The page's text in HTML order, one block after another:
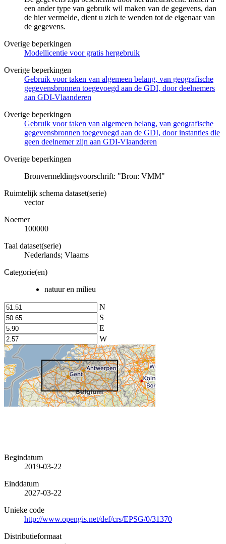
een ander type van gebruik wil maken van de gegevens, dan
de hier vermelde, dient u zich te wenden tot de eigenaar van
de gegevens.
Overige beperkingen
Modellicentie voor gratis hergebruik
Overige beperkingen
Gebruik voor taken van algemeen belang, van geografische
gegevensbronnen toegevoegd aan de GDI, door deelnemers
aan GDI-Vlaanderen
Overige beperkingen
Gebruik voor taken van algemeen belang, van geografische
gegevensbronnen toegevoegd aan de GDI, door instanties die
geen deelnemer zijn aan GDI-Vlaanderen
Overige beperkingen
Bronvermeldingsvoorschrift: "Bron: VMM"
Ruimtelijk schema dataset(serie)
vector
Noemer
100000
Taal dataset(serie)
Nederlands; Vlaams
Categorie(en)
natuur en milieu
N
S
E
W
Begindatum
2019-03-22
Einddatum
2027-03-22
Unieke code
http://www.opengis.net/def/crs/EPSG/0/31370
Distributieformaat